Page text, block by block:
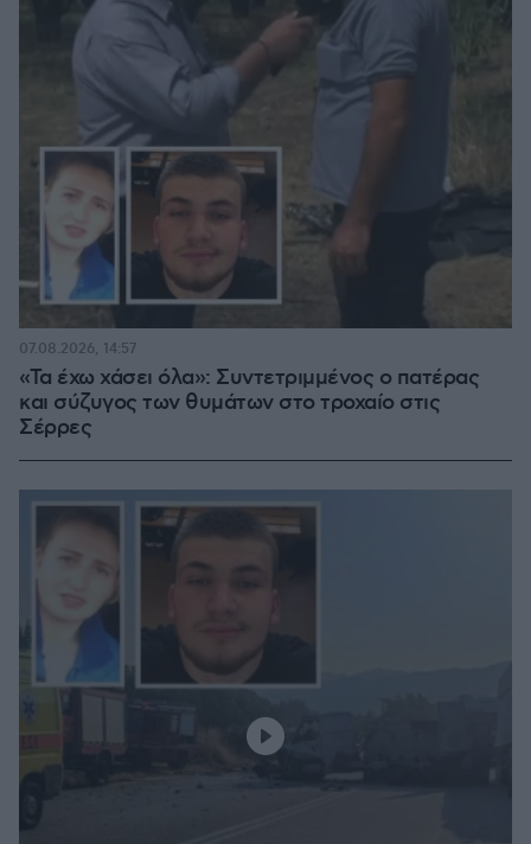
«Τα έχω χάσει όλα»: Συντετριμμένος ο πατέρας
και σύζυγος των θυμάτων στο τροχαίο στις
Σέρρες
07.08.2026, 14:57